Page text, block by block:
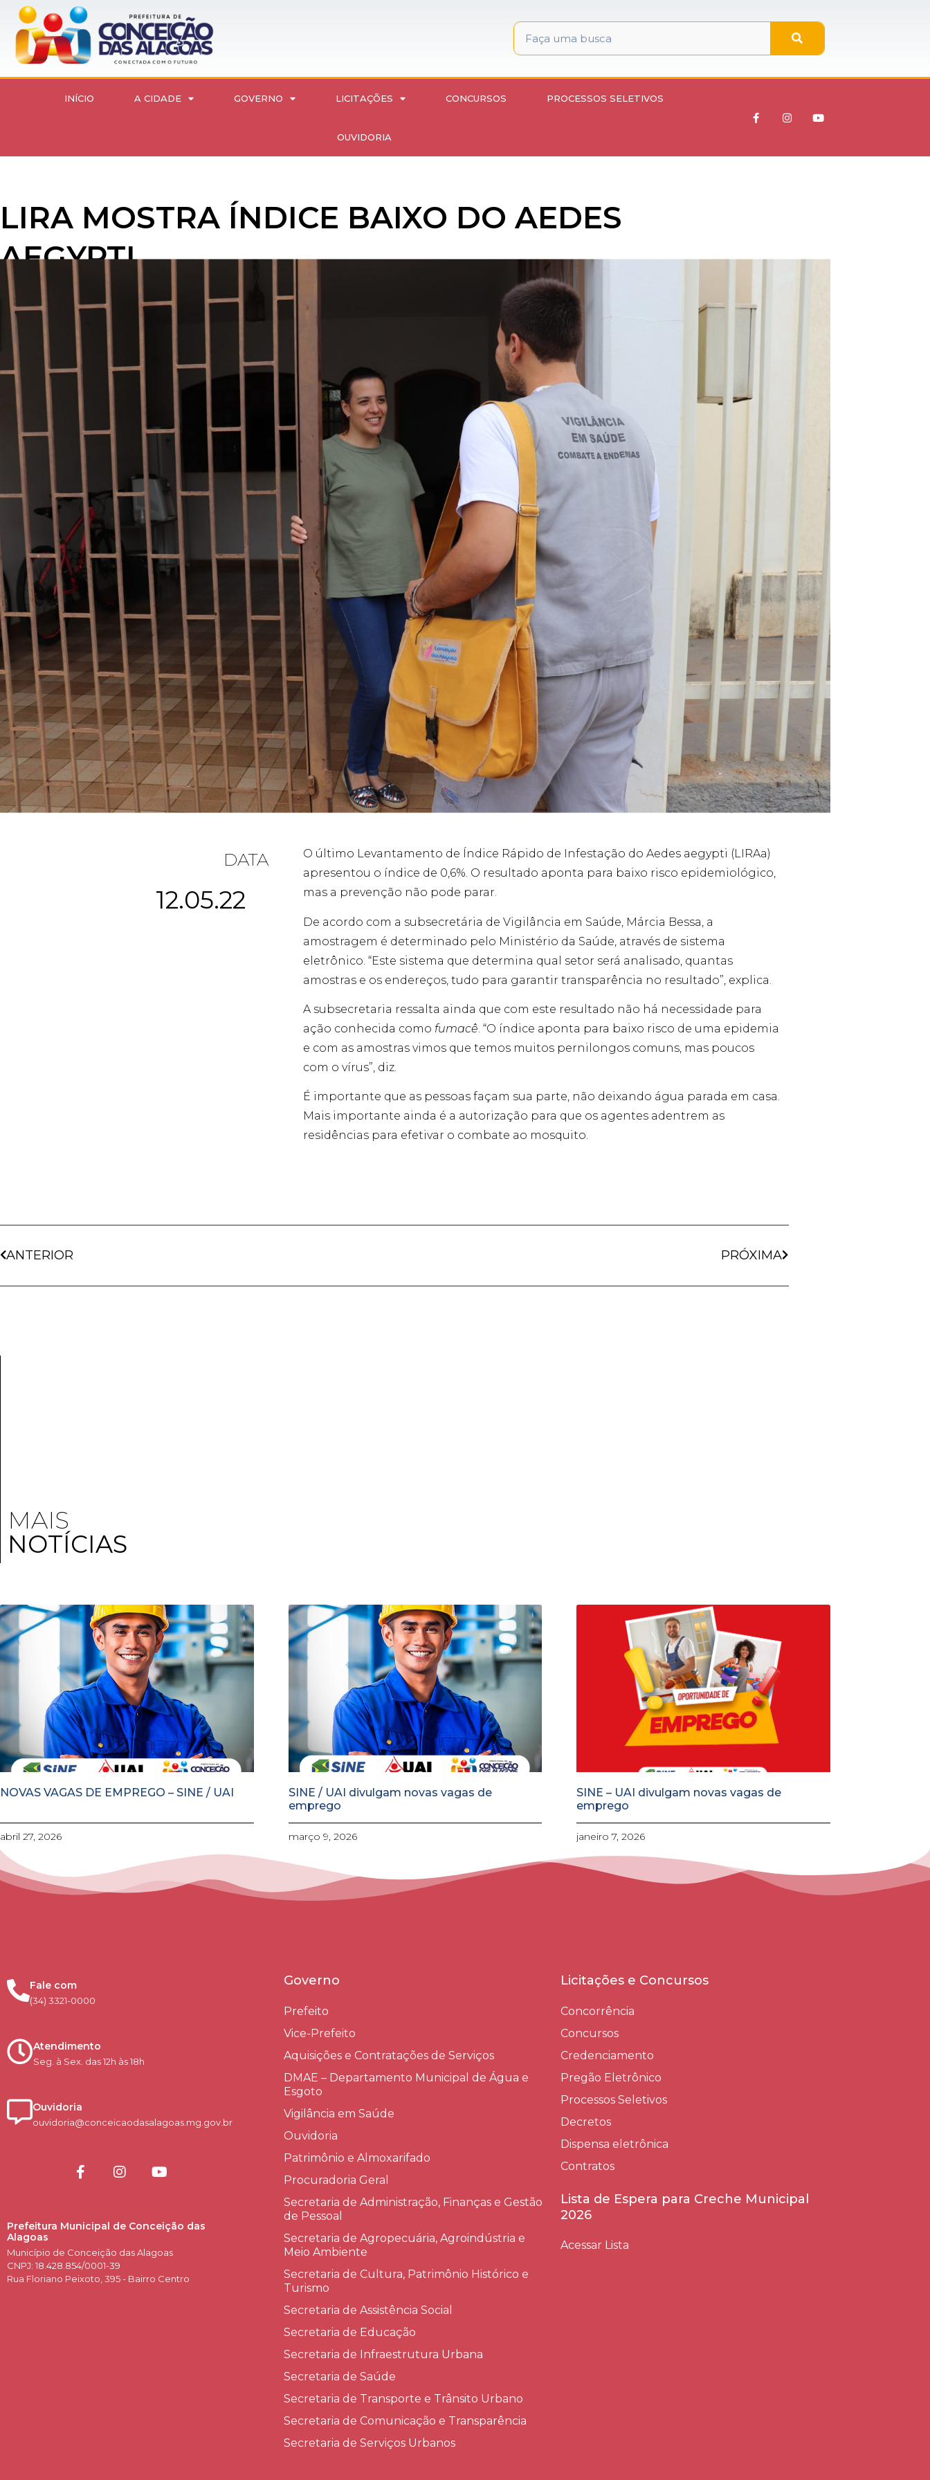
INÍCIO A CIDADE GOVERNO LICITAÇÕES CONCURSOS PROCESSOS SELETIVOS
OUVIDORIA
LIRA MOSTRA ÍNDICE BAIXO DO AEDES
AEGYPTI
DATA
12.05.22
O último Levantamento de Índice Rápido de Infestação do Aedes aegypti (LIRAa)
apresentou o índice de 0,6%. O resultado aponta para baixo risco epidemiológico,
mas a prevenção não pode parar.
De acordo com a subsecretária de Vigilância em Saúde, Márcia Bessa, a
amostragem é determinado pelo Ministério da Saúde, através de sistema
eletrônico. “Este sistema que determina qual setor será analisado, quantas
amostras e os endereços, tudo para garantir transparência no resultado”, explica.
A subsecretaria ressalta ainda que com este resultado não há necessidade para
ação conhecida como fumacê. “O índice aponta para baixo risco de uma epidemia
e com as amostras vimos que temos muitos pernilongos comuns, mas poucos
com o vírus”, diz.
É importante que as pessoas façam sua parte, não deixando água parada em casa.
Mais importante ainda é a autorização para que os agentes adentrem as
residências para efetivar o combate ao mosquito.
ANTERIOR PRÓXIMA
MAIS
NOTÍCIAS
NOVAS VAGAS DE EMPREGO – SINE / UAI
abril 27, 2026
SINE / UAI divulgam novas vagas de
emprego
março 9, 2026
SINE – UAI divulgam novas vagas de
emprego
janeiro 7, 2026
Fale com
(34) 3321-0000
Atendimento
Seg. à Sex. das 12h às 18h
Ouvidoria
ouvidoria@conceicaodasalagoas.mg.gov.br
Prefeitura Municipal de Conceição das
Alagoas
Município de Conceição das Alagoas
CNPJ: 18.428.854/0001-39
Rua Floriano Peixoto, 395 - Bairro Centro
Governo
Prefeito
Vice-Prefeito
Aquisições e Contratações de Serviços​
DMAE – Departamento Municipal de Água e
Esgoto
Vigilância em Saúde
Ouvidoria
Patrimônio e Almoxarifado
Procuradoria Geral
Secretaria de Administração, Finanças e Gestão
de Pessoal
Secretaria de Agropecuária, Agroindústria e
Meio Ambiente
Secretaria de Cultura, Patrimônio Histórico e
Turismo
Secretaria de Assistência Social
Secretaria de Educação
Secretaria de Infraestrutura Urbana
Secretaria de Saúde
Secretaria de Transporte e Trânsito Urbano
Secretaria de Comunicação e Transparência
Secretaria de Serviços Urbanos
Licitações e Concursos
Concorrência
Concursos
Credenciamento
Pregão Eletrônico
Processos Seletivos
Decretos
Dispensa eletrônica
Contratos
Lista de Espera para Creche Municipal
2026
Acessar Lista